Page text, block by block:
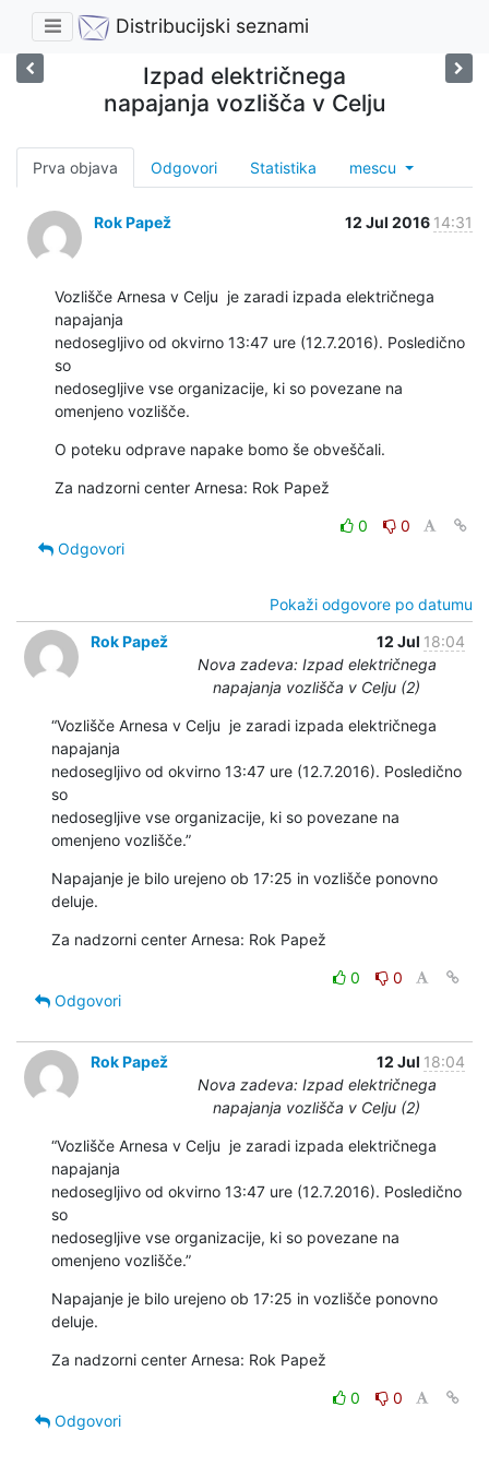
Distribucijski seznami
Izpad električnega
napajanja vozlišča v Celju
Prva objava Odgovori Statistika mescu
Rok Papež 12 Jul 2016 14:31
Vozlišče Arnesa v Celju  je zaradi izpada električnega
napajanja
nedosegljivo od okvirno 13:47 ure (12.7.2016). Posledično
so
nedosegljive vse organizacije, ki so povezane na
omenjeno vozlišče.
O poteku odprave napake bomo še obveščali.
Za nadzorni center Arnesa: Rok Papež
0
0
Odgovori
Pokaži odgovore po datumu
Rok Papež
12 Jul 18:04
Nova zadeva: Izpad električnega
napajanja vozlišča v Celju (2)
“Vozlišče Arnesa v Celju  je zaradi izpada električnega
napajanja
nedosegljivo od okvirno 13:47 ure (12.7.2016). Posledično
so
nedosegljive vse organizacije, ki so povezane na
omenjeno vozlišče.”
Napajanje je bilo urejeno ob 17:25 in vozlišče ponovno
deluje.
Za nadzorni center Arnesa: Rok Papež
0
0
Odgovori
Rok Papež 12 Jul 18:04
Nova zadeva: Izpad električnega
napajanja vozlišča v Celju (2)
“Vozlišče Arnesa v Celju  je zaradi izpada električnega
napajanja
nedosegljivo od okvirno 13:47 ure (12.7.2016). Posledično
so
nedosegljive vse organizacije, ki so povezane na
omenjeno vozlišče.”
Napajanje je bilo urejeno ob 17:25 in vozlišče ponovno
deluje.
Za nadzorni center Arnesa: Rok Papež
0
0
Odgovori